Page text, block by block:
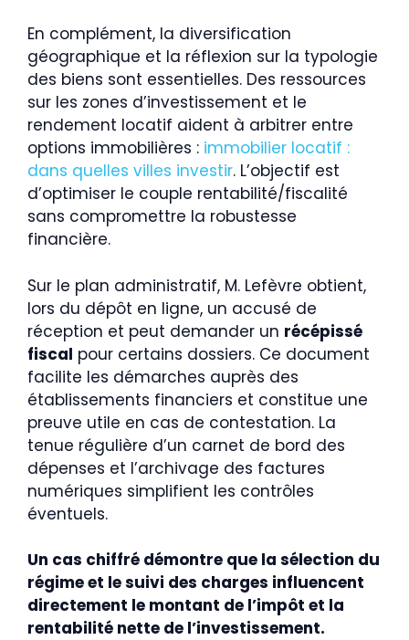
En complément, la diversification
géographique et la réflexion sur la typologie
des biens sont essentielles. Des ressources
sur les zones d’investissement et le
rendement locatif aident à arbitrer entre
options immobilières : immobilier locatif :
dans quelles villes investir. L’objectif est
d’optimiser le couple rentabilité/fiscalité
sans compromettre la robustesse
financière.
Sur le plan administratif, M. Lefèvre obtient,
lors du dépôt en ligne, un accusé de
réception et peut demander un récépissé
fiscal pour certains dossiers. Ce document
facilite les démarches auprès des
établissements financiers et constitue une
preuve utile en cas de contestation. La
tenue régulière d’un carnet de bord des
dépenses et l’archivage des factures
numériques simplifient les contrôles
éventuels.
Un cas chiffré démontre que la sélection du
régime et le suivi des charges influencent
directement le montant de l’impôt et la
rentabilité nette de l’investissement.